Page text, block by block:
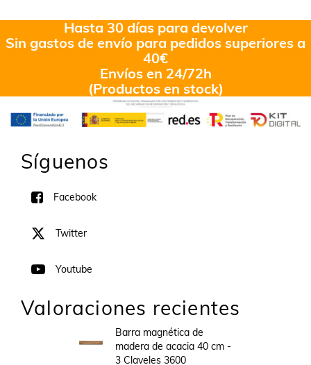
Hasta 30 días para devolver
Sin gastos de envío para pedidos superiores a
40€
Envíos en 24/72h
(Productos en stock)
Síguenos
Facebook
Twitter
Youtube
Valoraciones recientes
Barra magnética de
madera de acacia 40 cm -
3 Claveles 3600